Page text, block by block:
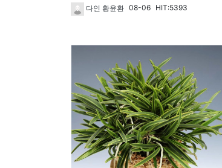
다인 황윤환 08-06 HIT:5393